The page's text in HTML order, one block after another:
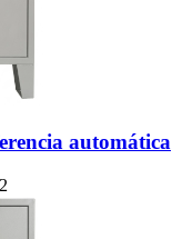
automática